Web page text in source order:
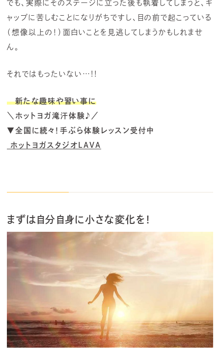
でも、実際にそのステージに立った後も執着してしまうと、ギ
ャップに苦しむことになりがちですし、目の前で起こっている
（想像以上の！）面白いことを見逃してしまうかもしれませ
ん。
それではもったいない…!!
新たな趣味や習い事に
＼ホットヨガ滝汗体験♪／
▼全国に続々！手ぶら体験レッスン受付中
ホットヨガスタジオLAVA
まずは自分自身に小さな変化を！